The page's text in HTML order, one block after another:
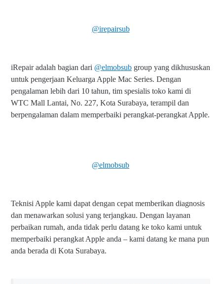
@irepairsub
iRepair adalah bagian dari @elmobsub group yang dikhususkan
untuk pengerjaan Keluarga Apple Mac Series. Dengan
pengalaman lebih dari 10 tahun, tim spesialis toko kami di
WTC Mall Lantai, No. 227, Kota Surabaya, terampil dan
berpengalaman dalam memperbaiki perangkat-perangkat Apple.
@elmobsub
Teknisi Apple kami dapat dengan cepat memberikan diagnosis
dan menawarkan solusi yang terjangkau. Dengan layanan
perbaikan rumah, anda tidak perlu datang ke toko kami untuk
memperbaiki perangkat Apple anda – kami datang ke mana pun
anda berada di Kota Surabaya.